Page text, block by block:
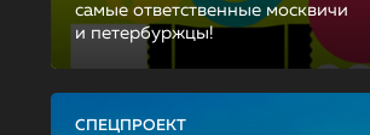
самые ответственные москвичи
и петербуржцы!
СПЕЦПРОЕКТ